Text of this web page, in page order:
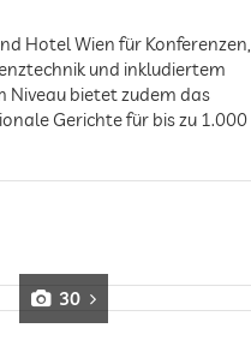
Hotel Wien für Konferenzen,
und inkludiertem
bietet zudem das
Gerichte für bis zu 1.000
30